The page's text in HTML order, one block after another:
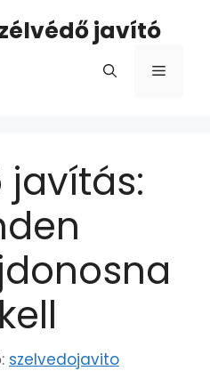
javító
javítás:
szelvedojavito